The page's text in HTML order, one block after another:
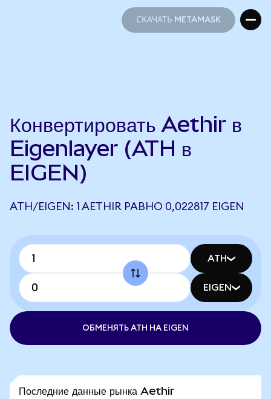
СКАЧАТЬ METAMASK
Конвертировать Aethir в
Eigenlayer (ATH в
EIGEN)
ATH/EIGEN: 1 AETHIR РАВНО 0,022817 EIGEN
ATH
EIGEN
ОБМЕНЯТЬ ATH НА EIGEN
Последние данные рынка Aethir